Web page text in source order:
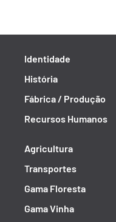
Identidade
História
Fábrica / Produção
Recursos Humanos
Agricultura
Transportes
Gama Floresta
Gama Vinha